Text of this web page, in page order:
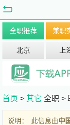
全职推荐 兼职
北京 上
首页 > 其它 全职 >
说明： 此信息由中